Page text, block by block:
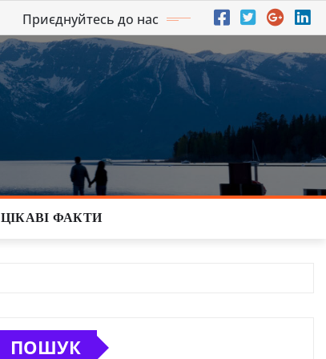
Приєднуйтесь до нас
ЦІКАВІ ФАКТИ
ПОШУК